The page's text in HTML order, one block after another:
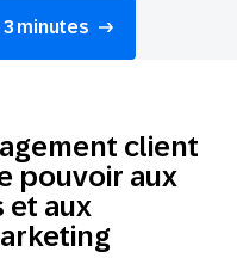
minutes
client
pouvoir aux
et aux